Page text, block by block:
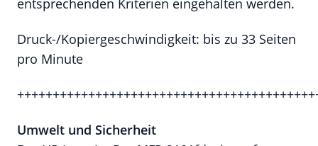
entsprechenden Kriterien eingehalten werden.
Druck-/Kopiergeschwindigkeit: bis zu 33 Seiten
pro Minute
Umwelt und Sicherheit